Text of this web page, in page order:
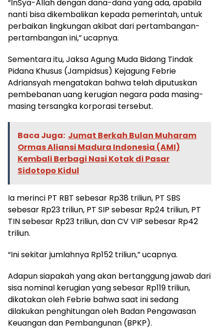
“InSya-Allah dengan dana-dana yang ada, apabila
nanti bisa dikembalikan kepada pemerintah, untuk
perbaikan lingkungan akibat dari pertambangan-
pertambangan ini,” ucapnya.
Sementara itu, Jaksa Agung Muda Bidang Tindak
Pidana Khusus (Jampidsus) Kejagung Febrie
Adriansyah mengatakan bahwa telah diputuskan
pembebanan uang kerugian negara pada masing-
masing tersangka korporasi tersebut.
Baca Juga: Jumat Berkah Bulan Muharam
Ormas Aliansi Madura Indonesia (AMI)
Kembali Berbagi Nasi Kotak di Pasar
Sidotopo Kidul
Ia merinci PT RBT sebesar Rp38 triliun, PT SBS
sebesar Rp23 triliun, PT SIP sebesar Rp24 triliun, PT
TIN sebesar Rp23 triliun, dan CV VIP sebesar Rp42
triliun.
“Ini sekitar jumlahnya Rp152 triliun,” ucapnya.
Adapun siapakah yang akan bertanggung jawab dari
sisa nominal kerugian yang sebesar Rp119 triliun,
dikatakan oleh Febrie bahwa saat ini sedang
dilakukan penghitungan oleh Badan Pengawasan
Keuangan dan Pembangunan (BPKP).